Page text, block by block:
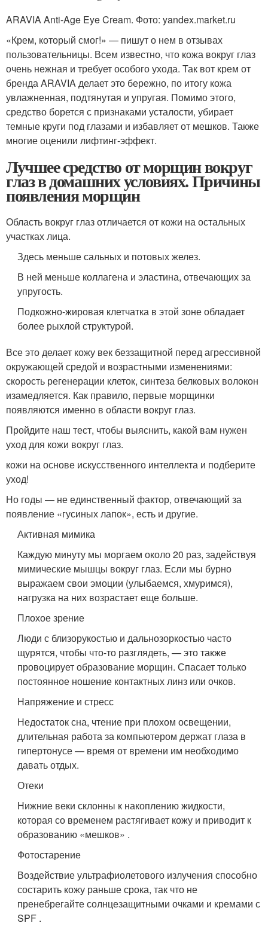
ARAVIA Anti-Age Eye Cream. Фото: yandex.market.ru
«Крем, который смог!» — пишут о нем в отзывах
пользовательницы. Всем известно, что кожа вокруг глаз
очень нежная и требует особого ухода. Так вот крем от
бренда ARAVIA делает это бережно, по итогу кожа
увлажненная, подтянутая и упругая. Помимо этого,
средство борется с признаками усталости, убирает
темные круги под глазами и избавляет от мешков. Также
многие оценили лифтинг-эффект.
Лучшее средство от морщин вокруг
глаз в домашних условиях. Причины
появления морщин
Область вокруг глаз отличается от кожи на остальных
участках лица.
Здесь меньше сальных и потовых желез.
В ней меньше коллагена и эластина, отвечающих за
упругость.
Подкожно-жировая клетчатка в этой зоне обладает
более рыхлой структурой.
Все это делает кожу век беззащитной перед агрессивной
окружающей средой и возрастными изменениями:
скорость регенерации клеток, синтеза белковых волокон
изамедляется. Как правило, первые морщинки
появляются именно в области вокруг глаз.
Пройдите наш тест, чтобы выяснить, какой вам нужен
уход для кожи вокруг глаз.
кожи на основе искусственного интеллекта и подберите
уход!
Но годы — не единственный фактор, отвечающий за
появление «гусиных лапок», есть и другие.
Активная мимика
Каждую минуту мы моргаем около 20 раз, задействуя
мимические мышцы вокруг глаз. Если мы бурно
выражаем свои эмоции (улыбаемся, хмуримся),
нагрузка на них возрастает еще больше.
Плохое зрение
Люди с близорукостью и дальнозоркостью часто
щурятся, чтобы что-то разглядеть, — это также
провоцирует образование морщин. Спасает только
постоянное ношение контактных линз или очков.
Напряжение и стресс
Недостаток сна, чтение при плохом освещении,
длительная работа за компьютером держат глаза в
гипертонусе — время от времени им необходимо
давать отдых.
Отеки
Нижние веки склонны к накоплению жидкости,
которая со временем растягивает кожу и приводит к
образованию «мешков» .
Фотостарение
Воздействие ультрафиолетового излучения способно
состарить кожу раньше срока, так что не
пренебрегайте солнцезащитными очками и кремами с
SPF .